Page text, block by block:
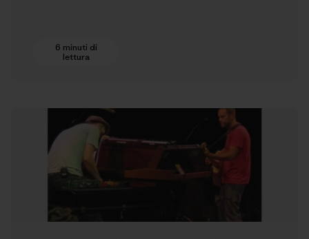
6 minuti di
lettura